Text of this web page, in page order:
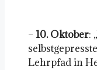
– 10. Oktober:
Lehrpfad in